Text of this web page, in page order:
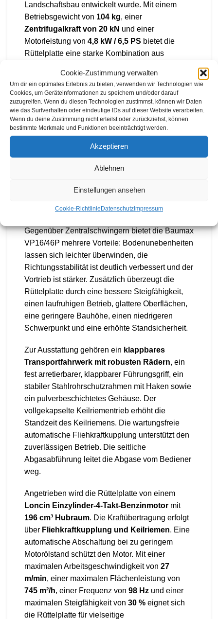
Cookie-Zustimmung verwalten
Um dir ein optimales Erlebnis zu bieten, verwenden wir Technologien wie
Cookies, um Geräteinformationen zu speichern und/oder darauf
zuzugreifen. Wenn du diesen Technologien zustimmst, können wir Daten
wie das Surfverhalten oder eindeutige IDs auf dieser Website verarbeiten.
Wenn du deine Zustimmung nicht erteilst oder zurückziehst, können
bestimmte Merkmale und Funktionen beeinträchtigt werden.
Akzeptieren
Ablehnen
Einstellungen ansehen
Cookie-RichtlinieDatenschutzImpressum
Landschaftsbau entwickelt wurde. Mit einem
Betriebsgewicht von 104 kg, einer
Zentrifugalkraft von 20 kN und einer
Motorleistung von 4,8 kW / 6,5 PS bietet die
Rüttelplatte eine starke Kombination aus
Das Gerät wird inklusiveWartungskit und
originaler Polyurethanmattegeliefert. Die PU-
Matte mit90° Shore Härteist speziell für
Rüttelplatten ausgelegt und eignet sich
besonders für Arbeiten auf Pflaster und Platten.
Der speziell abgestimmte Erreger sorgt für
optimale Ergebnisse beim Abrütteln von
Pflasterflächen und Terrassenplatten. Durch die
Rüttelplatte direkt an Kanten und Wände
herangeführt werden.
Gegenüber Zentralschwingern bietet die Baumax
VP16/46P mehrere Vorteile: Bodenunebenheiten
lassen sich leichter überwinden, die
Richtungsstabilität ist deutlich verbessert und der
Vortrieb ist stärker. Zusätzlich überzeugt die
Rüttelplatte durch eine bessere Steigfähigkeit,
einen laufruhigen Betrieb, glattere Oberflächen,
eine geringere Bauhöhe, einen niedrigeren
Schwerpunkt und eine erhöhte Standsicherheit.
Zur Ausstattung gehören ein klappbares
Transportfahrwerk mit robusten Rädern, ein
fest arretierbarer, klappbarer Führungsgriff, ein
stabiler Stahlrohrschutzrahmen mit Haken sowie
ein pulverbeschichtetes Gehäuse. Der
vollgekapselte Keilriementrieb erhöht die
Standzeit des Keilriemens. Die wartungsfreie
automatische Fliehkraftkupplung unterstützt den
zuverlässigen Betrieb. Die seitliche
Abgasabführung leitet die Abgase vom Bediener
weg.
Angetrieben wird die Rüttelplatte von einem
Loncin Einzylinder-4-Takt-Benzinmotor mit
196 cm³ Hubraum. Die Kraftübertragung erfolgt
über Fliehkraftkupplung und Keilriemen. Eine
automatische Abschaltung bei zu geringem
Motorölstand schützt den Motor. Mit einer
maximalen Arbeitsgeschwindigkeit von 27
m/min, einer maximalen Flächenleistung von
745 m²/h, einer Frequenz von 98 Hz und einer
maximalen Steigfähigkeit von 30 % eignet sich
die Rüttelplatte für vielseitige